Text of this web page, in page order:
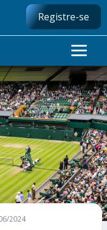
Registre-se
2024